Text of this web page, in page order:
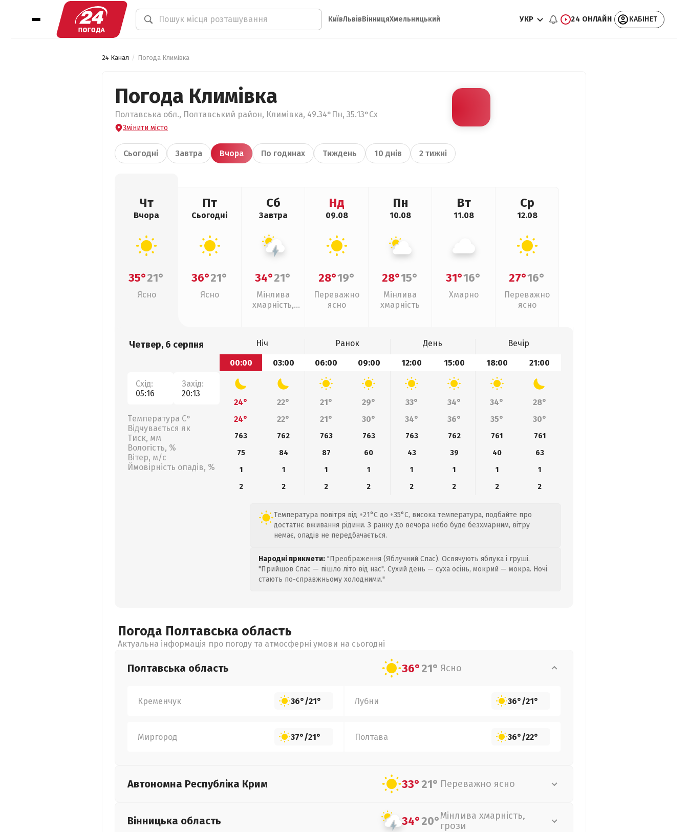
КиївЛьвівВінницяХмельницький УКР 24 ОНЛАЙН КАБІНЕТ
24 Канал Погода Климівка
Погода Климівка
Полтавська обл., Полтавський район, Климівка, 49.34°Пн, 35.13°Сх
Змінити місто
Сьогодні Завтра Вчора По годинах Тиждень 10 днів 2 тижні
Чт
Вчора
35°21°
Ясно
Пт
Сьогодні
36°21°
Ясно
Сб
Завтра
34°21°
Мінлива
хмарність,
Нд
09.08
28°19°
Переважно
ясно
Пн
10.08
28°15°
Мінлива
хмарність
Вт
11.08
31°16°
Хмарно
Ср
12.08
27°16°
Переважно
ясно
Четвер, 6 серпня
Схід:
05:16
Захід:
20:13
Температура С°
Відчувається як
Тиск, мм
Вологість, %
Вітер, м/с
Ймовірність опадів, %
Ніч Ранок День
Вечір
00:00
03:00 06:00 09:00 12:00 15:00 18:00 21:00
24° 22° 21° 29° 33° 34° 34°
28°
24°
22° 21° 30° 34° 36° 35° 30°
763 762 763 763 763 762 761
761
75
84 87 60 43 39 40
63
1
1 1 1 1 1 1
1
2
2 2 2 2 2 2 2
Температура повітря від +21°C до +35°C, висока температура, подбайте про
достатнє вживання рідини. З ранку до вечора небо буде безхмарним, вітру
немає, опадів не передбачається.
Народні прикмети: "Преображення (Яблучний Спас). Освячують яблука і груші.
"Прийшов Спас — пішло літо від нас". Сухий день — суха осінь, мокрий — мокра. Ночі
стають по-справжньому холодними."
Погода Полтавська область
Актуальна інформація про погоду та атмосферні умови на сьогодні
Полтавська область 36°21° Ясно
Кременчук 36°/21° Лубни 36°/21°
Миргород 37°/21° Полтава 36°/22°
Автономна Республіка Крим 33°21° Переважно ясно
Вінницька область 34°20°Мінлива хмарність,
грози